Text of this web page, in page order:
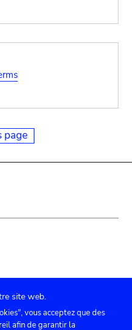
page
site web.
vous acceptez que des
afin de garantir la